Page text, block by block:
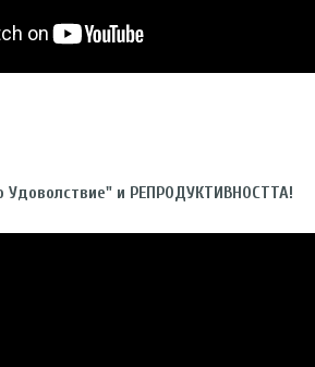
Удоволствие" и РЕПРОДУКТИВНОСТТА!